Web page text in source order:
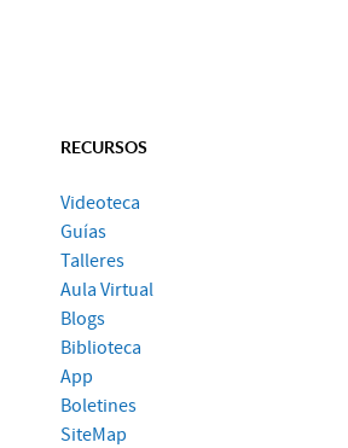
RECURSOS
Videoteca
Guías
Talleres
Aula Virtual
Blogs
Biblioteca
App
Boletines
SiteMap